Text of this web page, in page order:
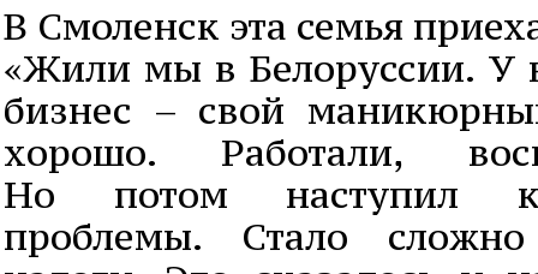
В Смоленск эта семья
«Жили мы в Белоруссии. У
бизнес – свой
хорошо. Работали,
Но потом наступил
проблемы. Стало